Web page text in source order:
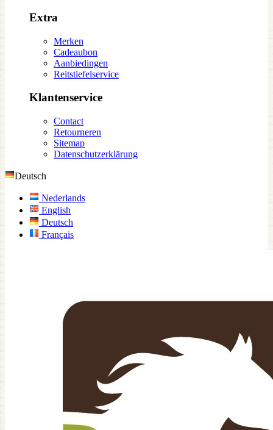
Extra
Merken
Cadeaubon
Aanbiedingen
Reitstiefelservice
Klantenservice
Contact
Retourneren
Sitemap
Datenschutzerklärung
Deutsch
Nederlands
English
Deutsch
Français